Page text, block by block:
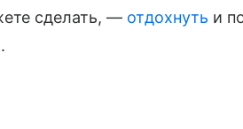
сделать, — отдохнуть и